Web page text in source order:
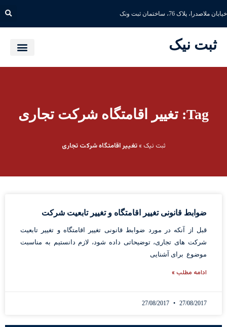
خیابان ملاصدرا، پلاک 76، ساختمان ثبت ونک
ثبت نیک
Tag: تغییر اقامتگاه شرکت تجاری
ثبت نیک »تغییر اقامتگاه شرکت تجاری
ضوابط قانونی تغییر اقامتگاه و تغییر تابعیت شرکت
قبل از آنکه در مورد ضوابط قانونی تغییر اقامتگاه و تغییر تابعیت
شرکت های تجاری، توضیحاتی داده شود، لازم دانستیم به مناسبت
موضوع برای آشنایی
ادامه مطلب »
27/08/2017